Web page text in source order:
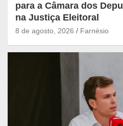
para a Câmara dos
na Justiça Eleitoral
8 de agosto, 2026 Farnésio